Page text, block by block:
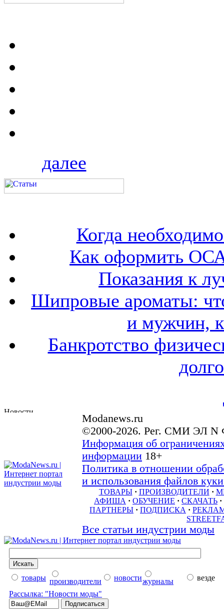
далее
Когда
Как оформить
Показания к
Шипровые ароматы:
и мужчин,
Банкротство
Modanews.ru
©2000-2026. Рег. СМИ ЭЛ N
Информация об
информации 18+
Политика в отношении
и использования файлов
ТОВАРЫ · ПРОИЗВОДИТЕЛИ ·
АФИША · ОБУЧЕНИЕ · СКАЧАТЬ ·
ПАРТНЕРЫ · ПОДПИСКА ·
Все статьи индустрии моды
товары производители новостижурналы
везде
Рассылка: "Новости моды"